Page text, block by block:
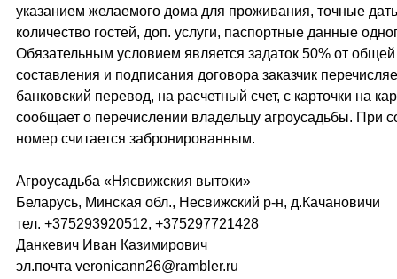
указанием желаемого дома для проживания, точные
количество гостей, доп. услуги, паспортные данные
Обязательным условием является задаток 50% от
составления и подписания договора заказчик
банковский перевод, на расчетный счет, с карточки на
сообщает о перечислении владельцу агроусадьбы. При
номер считается забронированным.
Агроусадьба «Нясвижския вытоки»
Беларусь, Минская обл., Несвижский р-н, д.Качановичи
тел. +375293920512, +375297721428
Данкевич Иван Казимирович
эл.почта veronicann26@rambler.ru